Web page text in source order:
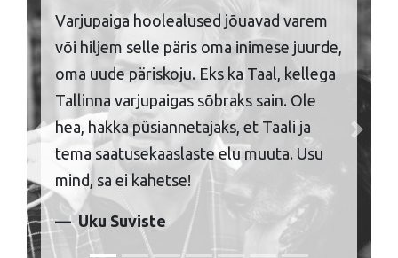
Varjupaiga hoolealused jõuavad varem
või hiljem selle päris oma inimese juurde,
oma uude päriskoju. Eks ka Taal, kellega
Tallinna varjupaigas sõbraks sain. Ole
hea, hakka püsiannetajaks, et Taali ja
tema saatusekaaslaste elu muuta. Usu
mind, sa ei kahetse!
Uku Suviste
Previous Next